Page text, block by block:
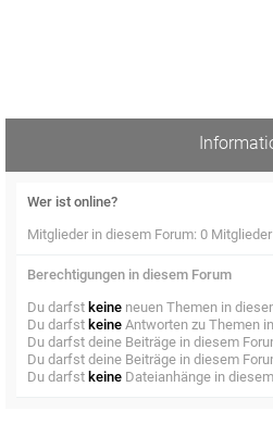
Wer ist online?
Mitglieder in diesem Forum: 0
Berechtigungen in diesem Forum
Du darfst keine neuen Themen in
Du darfst keine Antworten zu Themen
Du darfst deine Beiträge in diesem
Du darfst deine Beiträge in diesem
Du darfst keine Dateianhänge in